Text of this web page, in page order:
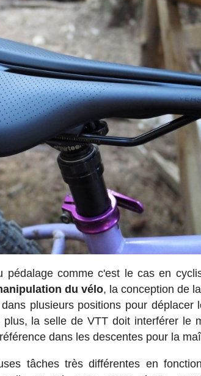
pédalage comme c'est le cas en
du vélo, la conception de
plusieurs positions pour déplacer
la selle de VTT doit interférer le
dans les descentes pour la
tâches très différentes en